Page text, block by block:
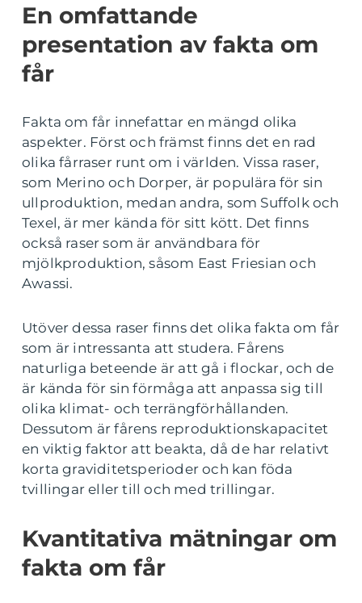
En omfattande
presentation av fakta om
får
Fakta om får innefattar en mängd olika
aspekter. Först och främst finns det en rad
olika fårraser runt om i världen. Vissa raser,
som Merino och Dorper, är populära för sin
ullproduktion, medan andra, som Suffolk och
Texel, är mer kända för sitt kött. Det finns
också raser som är användbara för
mjölkproduktion, såsom East Friesian och
Awassi.
Utöver dessa raser finns det olika fakta om får
som är intressanta att studera. Fårens
naturliga beteende är att gå i flockar, och de
är kända för sin förmåga att anpassa sig till
olika klimat- och terrängförhållanden.
Dessutom är fårens reproduktionskapacitet
en viktig faktor att beakta, då de har relativt
korta graviditetsperioder och kan föda
tvillingar eller till och med trillingar.
Kvantitativa mätningar om
fakta om får